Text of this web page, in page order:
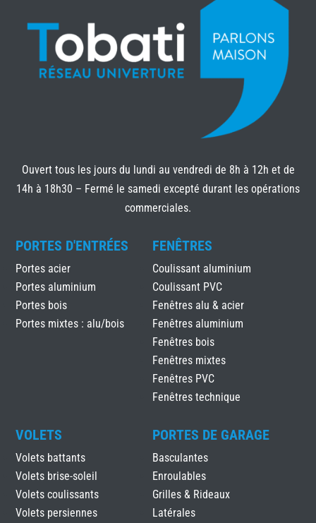
Ouvert tous les jours du lundi au vendredi de 8h à 12h et de
14h à 18h30 – Fermé le samedi excepté durant les opérations
commerciales.
PORTES D'ENTRÉES
Portes acier
Portes aluminium
Portes bois
Portes mixtes : alu/bois
FENÊTRES
Coulissant aluminium
Coulissant PVC
Fenêtres alu & acier
Fenêtres aluminium
Fenêtres bois
Fenêtres mixtes
Fenêtres PVC
Fenêtres technique
VOLETS
Volets battants
Volets brise-soleil
Volets coulissants
Volets persiennes
PORTES DE GARAGE
Basculantes
Enroulables
Grilles & Rideaux
Latérales